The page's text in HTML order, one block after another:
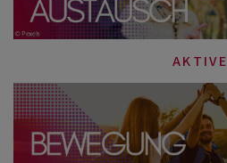
AKTIVE